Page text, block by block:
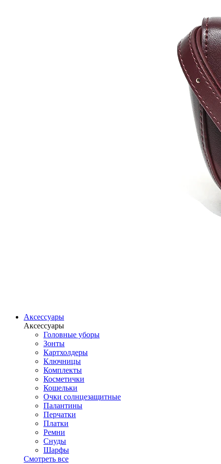
Аксессуары
Аксессуары
Головные уборы
Зонты
Картхолдеры
Ключницы
Комплекты
Косметички
Кошельки
Очки солнцезащитные
Палантины
Перчатки
Платки
Ремни
Снуды
Шарфы
Смотреть все